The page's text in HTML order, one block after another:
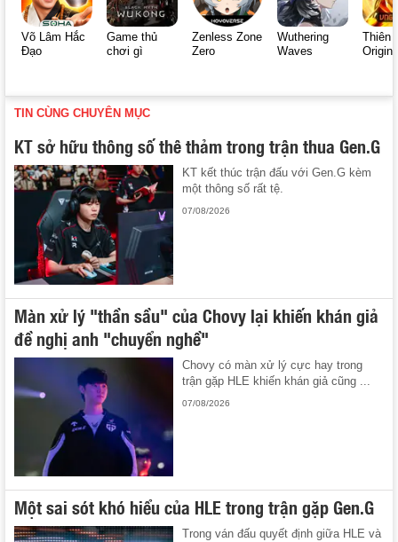
Võ Lâm Hắc
Đạo
Game thủ
chơi gì
Zenless Zone
Zero
Wuthering
Waves
Thiên
Origin
TIN CÙNG CHUYÊN MỤC
KT sở hữu thông số thê thảm trong trận thua Gen.G
KT kết thúc trận đấu với Gen.G kèm
một thông số rất tệ.
07/08/2026
Màn xử lý "thần sầu" của Chovy lại khiến khán giả
đề nghị anh "chuyển nghề"
Chovy có màn xử lý cực hay trong
trận gặp HLE khiến khán giả cũng ...
07/08/2026
Một sai sót khó hiểu của HLE trong trận gặp Gen.G
Trong ván đấu quyết định giữa HLE và